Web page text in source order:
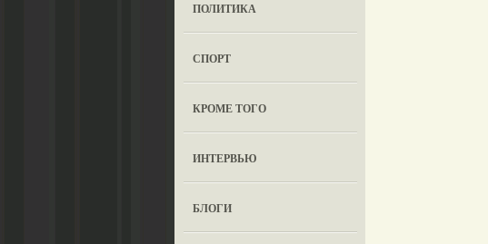
ПОЛИТИКА
СПОРТ
КРОМЕ ТОГО
ИНТЕРВЬЮ
БЛОГИ